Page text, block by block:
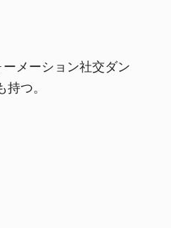
メーション社交ダン
つ。